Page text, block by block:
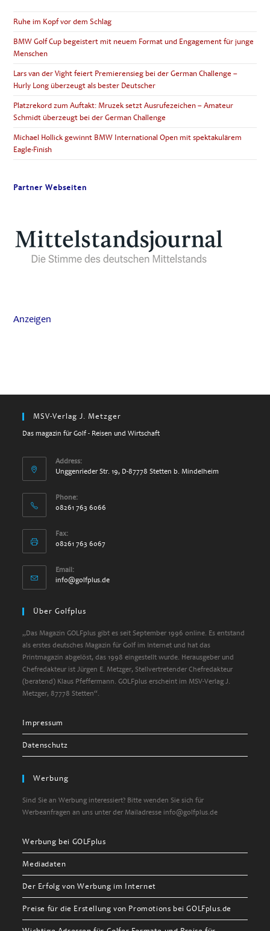
Ruhe im Kopf vor dem Schlag
BMW Golf Cup begeistert mit neuem Format und Engagement für junge
Menschen
Lars van der Vight feiert Premierensieg bei der German Challenge –
Hurly Long überzeugt als bester Deutscher
Platzrekord zum Auftakt: Mruzek setzt Ausrufezeichen – Amateur
Schmidt überzeugt bei der German Challenge
Michael Hollick gewinnt BMW International Open mit spektakulärem
Eagle-Finish
Partner Webseiten
Anzeigen
MSV-Verlag J. Metzger
Das magazin für Golf - Reisen und Wirtschaft
Address:
Unggenrieder Str. 19, D-87778 Stetten b. Mindelheim
Phone:
08261 763 6066
Fax:
08261 763 6067
Email:
info@golfplus.de
Über Golfplus
„Das Magazin GOLFplus gibt es seit September 1996 online. Es entstand
als erstes deutsches Magazin für Golf im Internet und hat das
Printmagazin abgelöst, das 1998 eingestellt wurde. Herausgeber und
Chefredakteur ist Jürgen E. Metzger, Stellvertretender Chefredakteur
(beratend) Klaus Pfeffermann. GOLFplus erscheint im MSV-Verlag J.
Metzger, 87778 Stetten“.
Impressum
Datenschutz
Werbung
Sind Sie an Werbung interessiert? Bitte wenden Sie sich für
Werbeanfragen an uns unter der Mailadresse info@golfplus.de
Werbung bei GOLFplus
Mediadaten
Der Erfolg von Werbung im Internet
Preise für die Erstellung von Promotions bei GOLFplus.de